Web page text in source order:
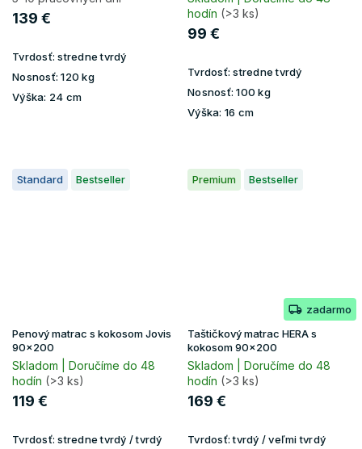
139 €
Tvrdosť: stredne tvrdý
Nosnosť: 120 kg
Výška: 24 cm
hodín (>3 ks)
99 €
Tvrdosť: stredne tvrdý
Nosnosť: 100 kg
Výška: 16 cm
Standard Bestseller
Penový matrac s kokosom Jovis
90x200
Skladom | Doručíme do 48
hodín (>3 ks)
119 €
Tvrdosť: stredne tvrdý / tvrdý
Premium Bestseller
zadarmo
Taštičkový matrac HERA s
kokosom 90x200
Skladom | Doručíme do 48
hodín (>3 ks)
169 €
Tvrdosť:tvrdý / veľmi tvrdý